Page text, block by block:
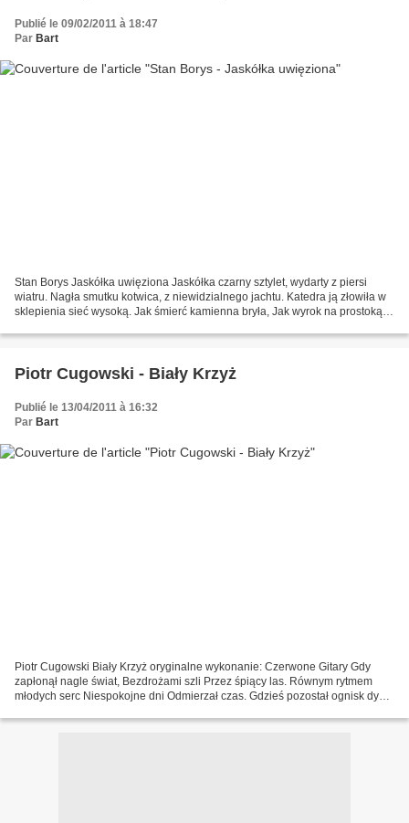
Publié le 09/02/2011 à 18:47
Par Bart
Stan Borys Jaskółka uwięziona Jaskółka czarny sztylet, wydarty z piersi
wiatru. Nagła smutku kotwica, z niewidzialnego jachtu. Katedra ją złowiła w
sklepienia sieć wysoką. Jak śmierć kamienna bryła, Jak wyrok na prostokąt.
Piotr Cugowski - Biały Krzyż
Publié le 13/04/2011 à 16:32
Par Bart
Piotr Cugowski Biały Krzyż oryginalne wykonanie: Czerwone Gitary Gdy
zapłonął nagle świat, Bezdrożami szli Przez śpiący las. Równym rytmem
młodych serc Niespokojne dni Odmierzał czas. Gdzieś pozostał ognisk dym,